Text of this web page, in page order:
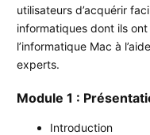
utilisateurs d’acquérir
informatiques dont ils
l’informatique Mac à
experts.
Module 1 :
Introduction